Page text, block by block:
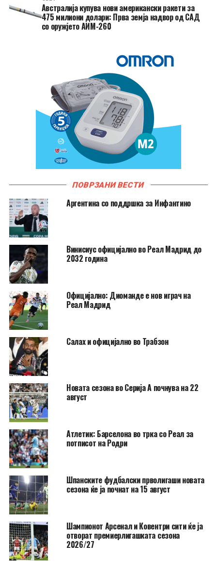
Австралија купува нови американски ракети за
475 милиони долари: Прва земја надвор од САД
со оружјето АИМ-260
ПОВРЗАНИ ВЕСТИ
Аргентина со поддршка за Инфантино
Винисиус официјално во Реал Мадрид до
2032 година
Официјално: Диоманде е нов играч на
Реал Мадрид
Салах и официјално во Трабзон
Новата сезона во Серија А почнува на 22
август
Атлетик: Барселона во трка со Реал за
потписот на Родри
Шпанските фудбалски прволигаши новата
сезона ќе ја почнат на 15 август
Шампионот Арсенал и Ковентри сити ќе ја
отворат премиерлигашката сезона
2026/27